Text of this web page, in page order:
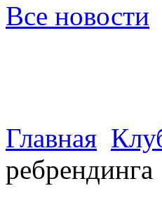
Все новости
Главная
ребрендинга